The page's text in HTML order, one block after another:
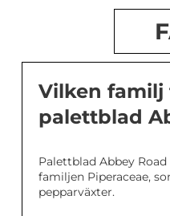
Vilken
palettblad
Palettblad Abbey
familjen Piperaceae,
pepparväxter.